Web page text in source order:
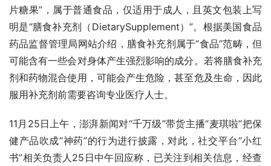
片糖果”，属于普通食品，仅适用于成人，且英文包装上写
明是“膳食补充剂（DietarySupplement）”。根据美国食品
药品监督管理局网站介绍，膳食补充剂属于“食品”范畴，但
可能含有一些会对身体产生强烈影响的成分。若将膳食补充
剂和药物混合使用，可能会产生危险，甚至危及生命，因此
服用补充剂前需要咨询专业医疗人士。
11月25日上午，澎湃新闻对“千万级”带货主播“麦琪啦”把保
健产品吹成“神药”的行为进行披露，对此，社交平台“小红
书”相关负责人25日中午回应称，已关注到相关信息，经查